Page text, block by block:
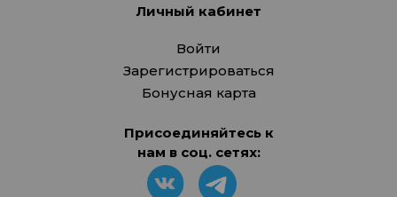
Личный кабинет
Войти
Зарегистрироваться
Бонусная карта
Присоединяйтесь к
нам в соц. сетях: